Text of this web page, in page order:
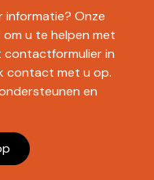
informatie? Onze
u te helpen met
contactformulier in
contact met u op.
en